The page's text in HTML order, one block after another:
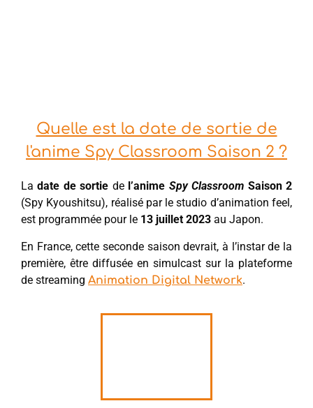
Quelle est la date de sortie de
l'anime Spy Classroom Saison 2 ?
Ladate de sortie de l’anime Spy Classroom Saison 2
(Spy Kyoushitsu), réalisé par le studio d’animation feel,
est programmée pour le 13 juillet 2023 au Japon.
En France, cette seconde saison devrait, à l’instar de la
première, être diffusée en simulcast sur la plateforme
de streaming Animation Digital Network.